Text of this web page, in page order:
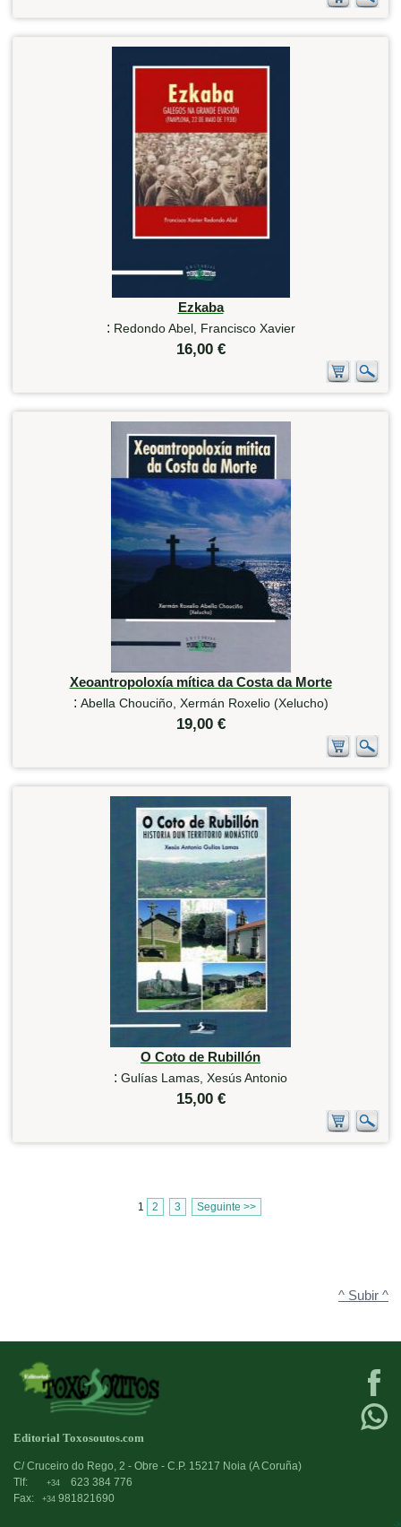
Ezkaba
: Redondo Abel, Francisco Xavier
16,00 €
Xeoantropoloxía mítica da Costa da Morte
: Abella Chouciño, Xermán Roxelio (Xelucho)
19,00 €
O Coto de Rubillón
: Gulías Lamas, Xesús Antonio
15,00 €
1 2 3 Seguinte >>
^ Subir ^
Editorial Toxosoutos.com
C/ Cruceiro do Rego, 2 - Obre - C.P. 15217 Noia (A Coruña)
Tlf:
+34
623 384 776
Fax:
+34 981821690
->